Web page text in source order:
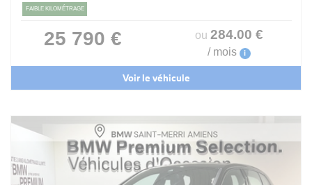
FAIBLE KILOMÉTRAGE
25 790 € ou 284.00 €
/ mois i
Voir le véhicule